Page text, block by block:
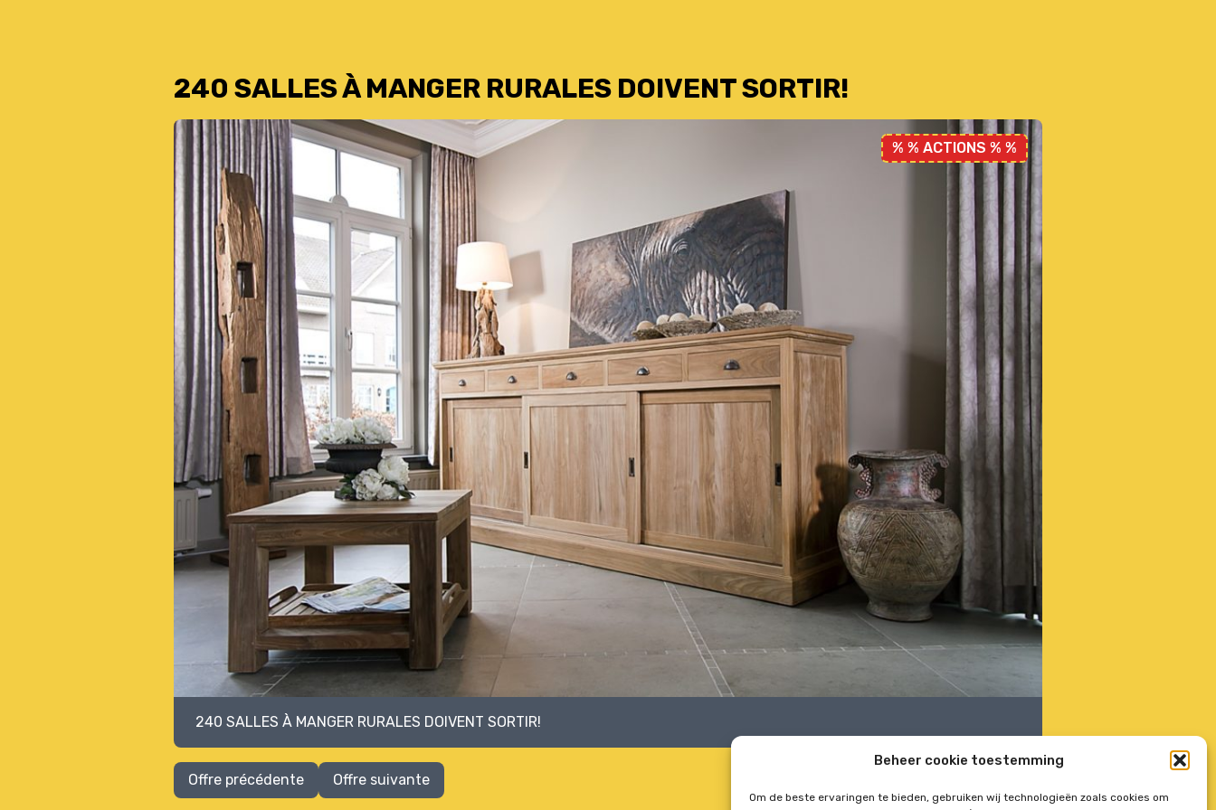
Beheer cookie toestemming
Om de beste ervaringen te bieden, gebruiken wij technologieën zoals cookies om
240 SALLES À MANGER RURALES DOIVENT SORTIR!
240 SALLES À MANGER RURALES DOIVENT SORTIR!
% % ACTIONS % %
Offre précédente Offre suivante